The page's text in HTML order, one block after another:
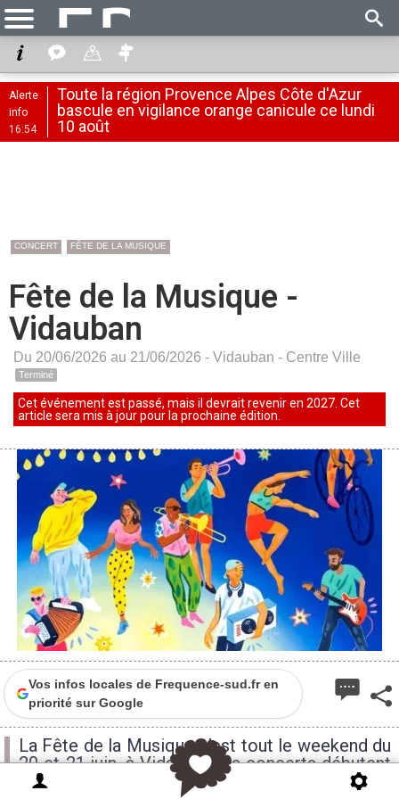
Alerte
info
16:54
Toute la région Provence Alpes Côte d'Azur
bascule en vigilance orange canicule ce lundi
10 août
CONCERT FÊTE DE LA MUSIQUE
Fête de la Musique -
Vidauban
Du 20/06/2026 au 21/06/2026 - Vidauban - Centre Ville
Terminé
Cet événement est passé, mais il devrait revenir en 2027. Cet
article sera mis à jour pour la prochaine édition.
Vos infos locales de Frequence-sud.fr en
priorité sur Google
La Fête de la Musique c'est tout le weekend du
20 et 21 juin, à Vidauban les concerts débutent
dès 19h !